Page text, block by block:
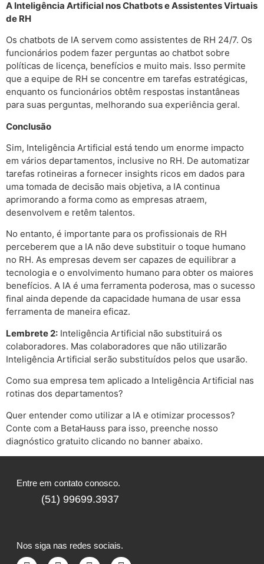
A Inteligência Artificial nos Chatbots e Assistentes Virtuais
de RH
Os chatbots de IA servem como assistentes de RH 24/7. Os
funcionários podem fazer perguntas ao chatbot sobre
políticas de licença, benefícios e muito mais. Isso permite
que a equipe de RH se concentre em tarefas estratégicas,
enquanto os funcionários obtêm respostas instantâneas
para suas perguntas, melhorando sua experiência geral.
Conclusão
Sim, Inteligência Artificial está tendo um enorme impacto
em vários departamentos, inclusive no RH. De automatizar
tarefas rotineiras a fornecer insights ricos em dados para
uma tomada de decisão mais objetiva, a IA continua
aprimorando a forma como as empresas atraem,
desenvolvem e retêm talentos.
No entanto, é importante para os profissionais de RH
perceberem que a IA não deve substituir o toque humano
no RH. As empresas devem ser capazes de equilibrar a
tecnologia e o envolvimento humano para obter os maiores
benefícios. A IA é uma ferramenta poderosa, mas o sucesso
final ainda depende da capacidade humana de usar essa
ferramenta de maneira eficaz.
Lembrete 2: Inteligência Artificial não substituirá os
colaboradores. Mas colaboradores que não utilizarão
Inteligência Artificial serão substituídos pelos que usarão.
Como sua empresa tem aplicado a Inteligência Artificial nas
rotinas dos departamentos?
Quer entender como utilizar a IA e otimizar processos?
Conte com a BetaHauss para isso, preenche nosso
diagnóstico gratuito clicando no banner abaixo.
Entre em contato conosco.
(51) 99699.3937
Nos siga nas redes sociais.